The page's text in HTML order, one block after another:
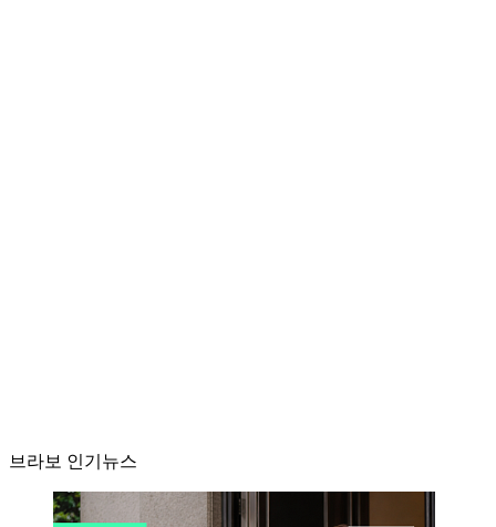
브라보 인기뉴스